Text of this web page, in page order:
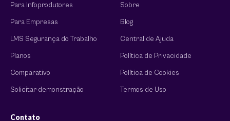
Para Infoprodutores
Para Empresas
LMS Segurança do Trabalho
Planos
Comparativo
Solicitar demonstração
Sobre
Blog
Central de Ajuda
Política de Privacidade
Política de Cookies
Termos de Uso
Contato